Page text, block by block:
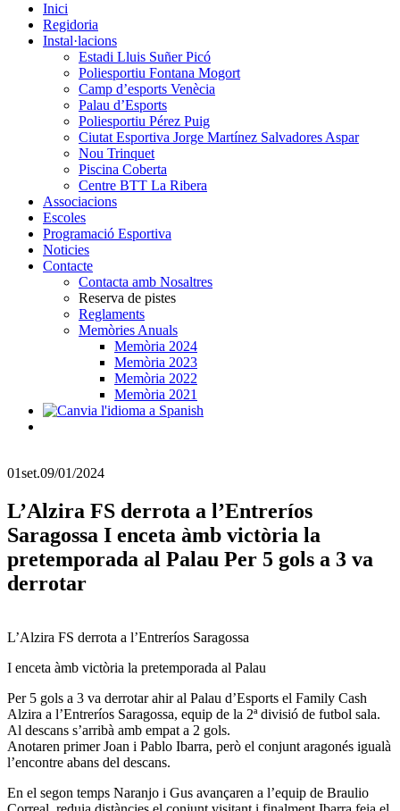
Inici
Regidoria
Instal·lacions
Estadi Lluis Suñer Picó
Poliesportiu Fontana Mogort
Camp d’esports Venècia
Palau d’Esports
Poliesportiu Pérez Puig
Ciutat Esportiva Jorge Martínez Salvadores Aspar
Nou Trinquet
Piscina Coberta
Centre BTT La Ribera
Associacions
Escoles
Programació Esportiva
Noticies
Contacte
Contacta amb Nosaltres
Reserva de pistes
Reglaments
Memòries Anuals
Memòria 2024
Memòria 2023
Memòria 2022
Memòria 2021
01set.09/01/2024
L’Alzira FS derrota a l’Entreríos
Saragossa I enceta àmb victòria la
pretemporada al Palau Per 5 gols a 3 va
derrotar
L’Alzira FS derrota a l’Entreríos Saragossa
I enceta àmb victòria la pretemporada al Palau
Per 5 gols a 3 va derrotar ahir al Palau d’Esports el Family Cash
Alzira a l’Entreríos Saragossa, equip de la 2ª divisió de futbol sala.
Al descans s’arribà amb empat a 2 gols.
Anotaren primer Joan i Pablo Ibarra, però el conjunt aragonés igualà
l’encontre abans del descans.
En el segon temps Naranjo i Gus avançaren a l’equip de Braulio